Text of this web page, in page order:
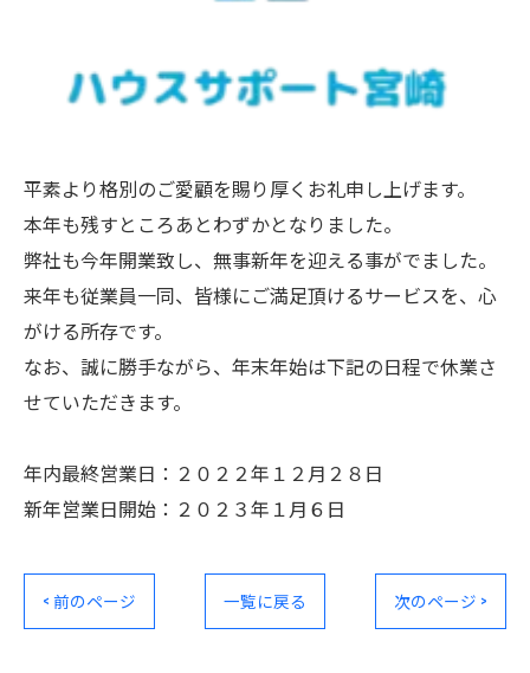
平素より格別のご愛顧を賜り厚くお礼申し上げます。
本年も残すところあとわずかとなりました。
弊社も今年開業致し、無事新年を迎える事がでました。
来年も従業員一同、皆様にご満足頂けるサービスを、心
がける所存です。
なお、誠に勝手ながら、年末年始は下記の日程で休業さ
せていただきます。
年内最終営業日：２０２２年１２月２８日
新年営業日開始：２０２３年１月６日
< 前のページ 一覧に戻る 次のページ >